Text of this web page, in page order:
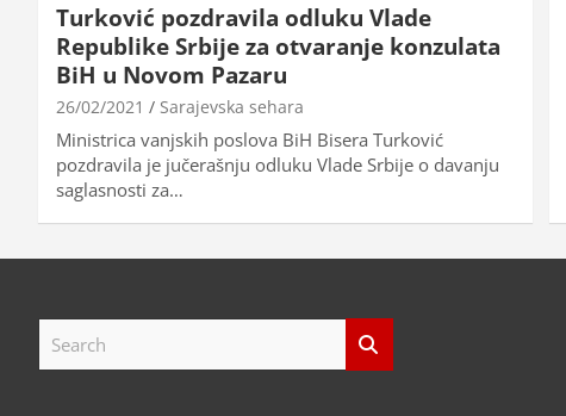
Turković pozdravila odluku Vlade
Republike Srbije za otvaranje konzulata
BiH u Novom Pazaru
26/02/2021 Sarajevska sehara
Ministrica vanjskih poslova BiH Bisera Turković
pozdravila je jučerašnju odluku Vlade Srbije o davanju
saglasnosti za…